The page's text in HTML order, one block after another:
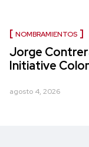
NOMBRAMIENTOS
Jorge
Initiative
agosto 4, 2026